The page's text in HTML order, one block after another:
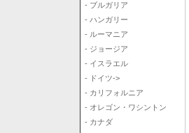
- ブルガリア
- ハンガリー
- ルーマニア
- ジョージア
- イスラエル
- ドイツ->
- カリフォルニア
- オレゴン・ワシントン
- カナダ